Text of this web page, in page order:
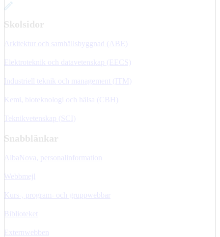
Skolsidor
Arkitektur och samhällsbyggnad (ABE)
Elektroteknik och datavetenskap (EECS)
Industriell teknik och management (ITM)
Kemi, bioteknologi och hälsa (CBH)
Teknikvetenskap (SCI)
Snabblänkar
AlbaNova, personalinformation
Webbmejl
Kurs-, program- och gruppwebbar
Biblioteket
Externwebben